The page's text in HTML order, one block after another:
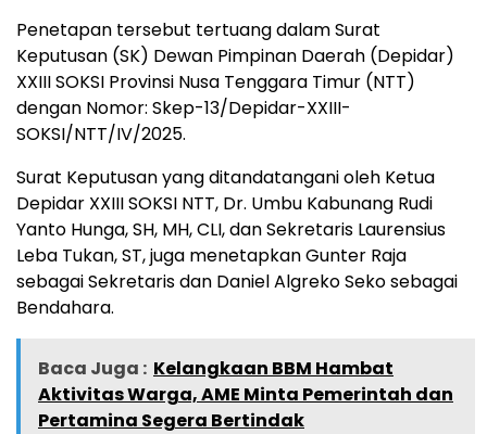
Penetapan tersebut tertuang dalam Surat
Keputusan (SK) Dewan Pimpinan Daerah (Depidar)
XXIII SOKSI Provinsi Nusa Tenggara Timur (NTT)
dengan Nomor: Skep-13/Depidar-XXIII-
SOKSI/NTT/IV/2025.
Surat Keputusan yang ditandatangani oleh Ketua
Depidar XXIII SOKSI NTT, Dr. Umbu Kabunang Rudi
Yanto Hunga, SH, MH, CLI, dan Sekretaris Laurensius
Leba Tukan, ST, juga menetapkan Gunter Raja
sebagai Sekretaris dan Daniel Algreko Seko sebagai
Bendahara.
Baca Juga : Kelangkaan BBM Hambat
Aktivitas Warga, AME Minta Pemerintah dan
Pertamina Segera Bertindak